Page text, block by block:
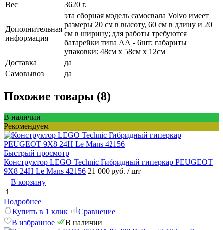
Вес
3620 г.
Дополнительная
информация
эта сборная модель самосвала Volvo имеет
размеры 20 см в высоту, 60 см в длину и 20
см в ширину; для работы требуются
батарейки типа АА - 6шт; габариты
упаковки: 48см x 58см x 12см
Доставка
да
Самовывоз
да
Похожие товары (8)
В наличии
Рекомендуем
Быстрый просмотр
Конструктор LEGO Technic Гибридный гиперкар PEUGEOT
9X8 24H Le Mans 42156 21 000 руб. / шт
В корзину
Подробнее
Купить в 1 клик
Сравнение
В избранное
В наличии